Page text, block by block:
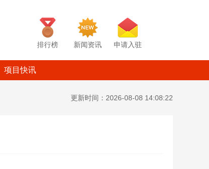
排行榜 新闻资讯 申请入驻
项目快讯
更新时间：2026-08-08 14:08:22